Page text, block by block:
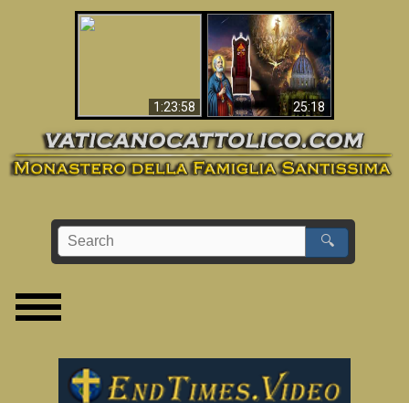
1:23:58 25:18
La Bibbia ha previsto
70 anni senza Papa?
🔍